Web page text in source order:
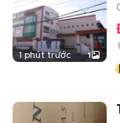
1 phút trước 1